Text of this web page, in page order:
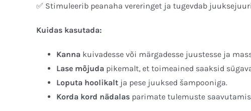
✅ Stimuleerib peanaha vereringet ja tugevdab juuksejuuri
Kuidas kasutada:
Kanna kuivadesse või märgadesse juustesse ja
Lase mõjuda pikemalt, et toimeained saaksid
Loputa hoolikaltja pese juuksed šampooniga.
Korda kord nädalasparimate tulemuste